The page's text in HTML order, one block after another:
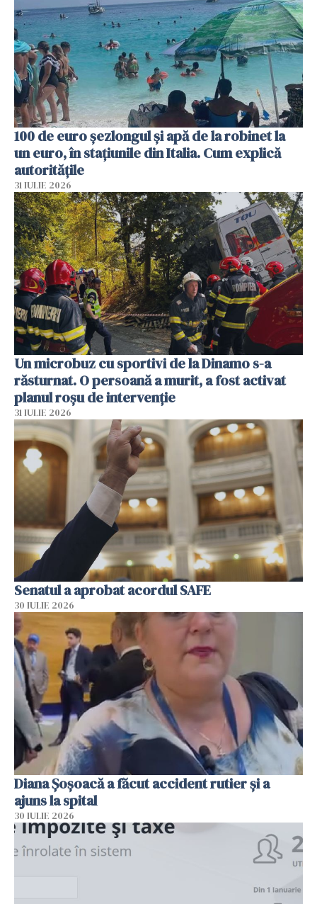
100 de euro șezlongul și apă de la robinet la
un euro, în stațiunile din Italia. Cum explică
autoritățile
31 IULIE 2026
Un microbuz cu sportivi de la Dinamo s-a
răsturnat. O persoană a murit, a fost activat
planul roșu de intervenție
31 IULIE 2026
Senatul a aprobat acordul SAFE
30 IULIE 2026
Diana Șoșoacă a făcut accident rutier și a
ajuns la spital
30 IULIE 2026